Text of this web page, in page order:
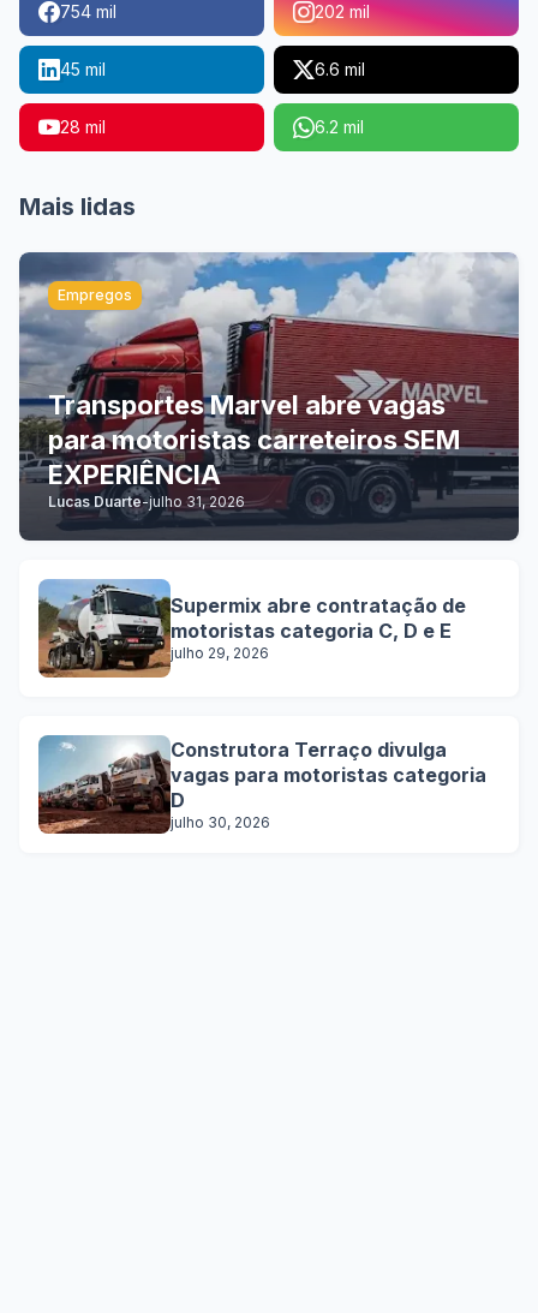
754 mil 202 mil
45 mil 6.6 mil
28 mil 6.2 mil
Mais lidas
Empregos
Transportes Marvel abre vagas
para motoristas carreteiros SEM
EXPERIÊNCIA
Lucas Duarte-julho 31, 2026
Supermix abre contratação de
motoristas categoria C, D e E
julho 29, 2026
Construtora Terraço divulga
vagas para motoristas categoria
D
julho 30, 2026